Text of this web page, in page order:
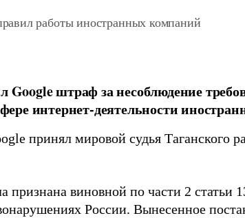
работы иностранных компаний
штраф за несоблюдение
интернет-деятельности
принял мировой судья Таганского
признана виновной по части 2 статьи
России. Вынесенное